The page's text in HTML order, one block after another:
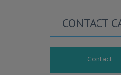
CONTACT
Contact